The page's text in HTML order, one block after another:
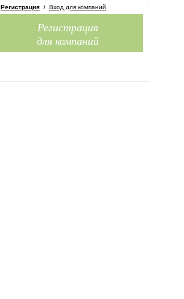
Регистрация / Вход для компаний
Регистрация
для компаний